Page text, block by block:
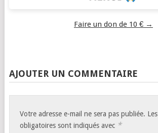
Faire un don de 10 € →
AJOUTER UN COMMENTAIRE
Votre adresse e-mail ne sera pas publiée.
obligatoires sont indiqués avec *